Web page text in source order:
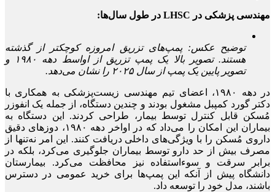
مهندسی پزشکی در LHSC در طول سال‌ها:
توضیح عکس: پمپ‌های تزریق امروزه کوچکتر از گذشته
هستند. تصویر بالا یک پمپ تزریق از اواسط دهه ۱۹۸۰ و
تصویر پایین یک پمپ از سال ۲۰۲۵ را نشان می‌دهد.
در دهه ۱۹۸۰، اعضای تیم مهندسی زیست‌پزشکی به همکاری با
دکتر گورد کمپبل مشغول بودند و چندین دستگاه، از جمله یک انفوزر
مُسکن قابل کنترل توسط بیمار، طراحی کردند. این دستگاه به
بیماران این امکان را می‌داد که در اواخر دهه ۱۹۸۰، دوزهای دقیق
داروی مُسکن را با ویژگی‌های داخلی دریافت کنند. این امر نه‌تنها از
مصرف بیش از حد دارو توسط بیماران جلوگیری می‌کرد، بلکه در
برابر سرقت و سوءاستفاده نیز محافظت می‌کرد. بیمارستان
دانشگاه پیش از آنکه این پمپ‌ها برای خرید عمومی در دسترس
باشند، مدل خود را توسعه داد.